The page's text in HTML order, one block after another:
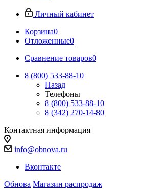
Личный кабинет
Корзина0
Отложенные0
Сравнение товаров0
8 (800) 533-88-10
Назад
Телефоны
8 (800) 533-88-10
8 (342) 270-14-80
Контактная информация
info@obnova.ru
Вконтакте
Обнова Магазин распродаж